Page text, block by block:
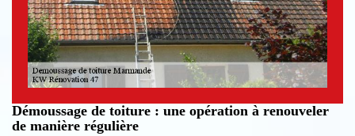
Démoussage de toiture : une opération à renouveler
de manière régulière